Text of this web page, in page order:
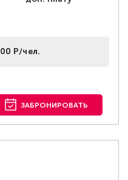
Р/чел.
ЗАБРОНИРОВАТЬ